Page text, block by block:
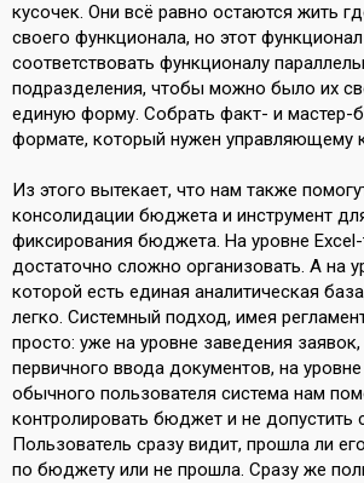
кусочек. Они всё равно остаются жить
своего функционала, но этот
соответствовать функционалу
подразделения, чтобы можно было их
единую форму. Собрать факт- и мастер-
формате, который нужен управляющему
Из этого вытекает, что нам также
консолидации бюджета и инструмент
фиксирования бюджета. На уровне
достаточно сложно организовать. А на
которой есть единая аналитическая
легко. Системный подход, имея
просто: уже на уровне заведения
первичного ввода документов, на
обычного пользователя система нам
контролировать бюджет и не допустить
Пользователь сразу видит, прошла ли
по бюджету или не прошла. Сразу же